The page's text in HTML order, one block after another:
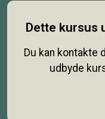
Dette kursus
Du kan kontakte
udbyde